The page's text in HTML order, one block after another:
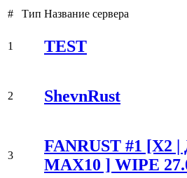
# Тип Название сервера
1 TEST
2 ShevnRust
3
FANRUST #1
MAX10 ] WIPE